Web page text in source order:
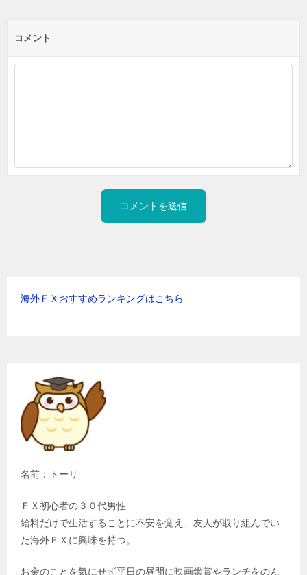
コメント
海外ＦＸおすすめランキングはこちら
名前：トーリ
ＦＸ初心者の３０代男性
給料だけで生活することに不安を覚え、友人が取り組んでい
た海外ＦＸに興味を持つ。
お金のことを気にせず平日の昼間に映画鑑賞やランチをのん